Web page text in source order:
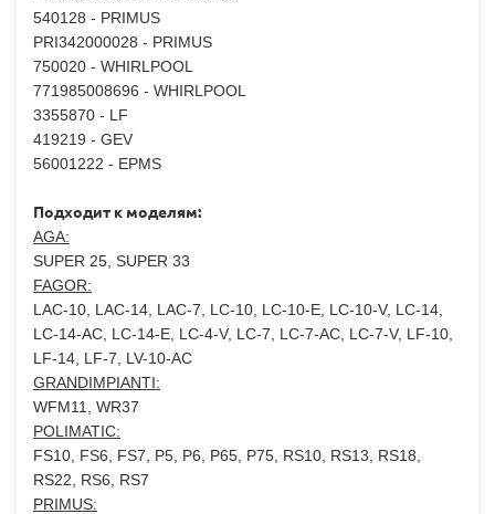
540128 - PRIMUS
PRI342000028 - PRIMUS
750020 - WHIRLPOOL
771985008696 - WHIRLPOOL
3355870 - LF
419219 - GEV
56001222 - EPMS
Подходит к моделям:
AGA:
SUPER 25, SUPER 33
FAGOR:
LAC-10, LAC-14, LAC-7, LC-10, LC-10-E, LC-10-V, LC-14,
LC-14-AC, LC-14-E, LC-4-V, LC-7, LC-7-AC, LC-7-V, LF-10,
LF-14, LF-7, LV-10-AC
GRANDIMPIANTI:
WFM11, WR37
POLIMATIC:
FS10, FS6, FS7, P5, P6, P65, P75, RS10, RS13, RS18,
RS22, RS6, RS7
PRIMUS: